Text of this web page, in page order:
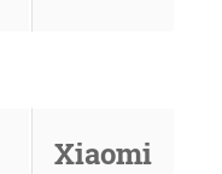
Xiaomi